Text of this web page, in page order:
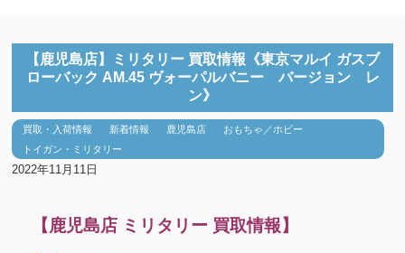
【鹿児島店】ミリタリー 買取情報《東京マルイ ガスブ
ローバック AM.45 ヴォーパルバニー バージョン レ
ン》
買取・入荷情報 新着情報 鹿児島店
おもちゃ／ホビー
トイガン・ミリタリー
2022年11月11日
【鹿児島店 ミリタリー 買取情報】